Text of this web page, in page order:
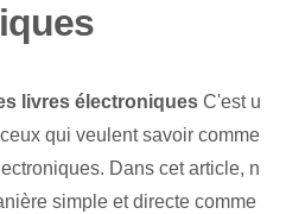
livres électroniques C'est u
qui veulent savoir comme
Dans cet article, n
simple et directe comme